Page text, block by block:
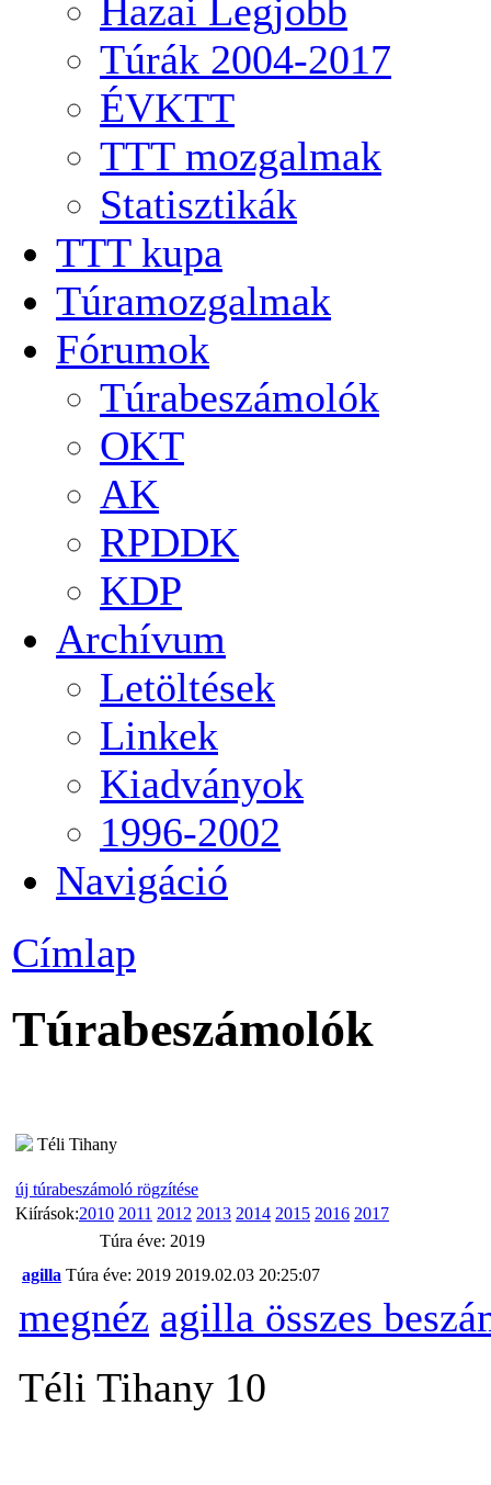
Hazai Legjobb
Túrák 2004-2017
ÉVKTT
TTT mozgalmak
Statisztikák
TTT kupa
Túramozgalmak
Fórumok
Túrabeszámolók
OKT
AK
RPDDK
KDP
Archívum
Letöltések
Linkek
Kiadványok
1996-2002
Navigáció
Címlap
Túrabeszámolók
Téli Tihany
új túrabeszámoló rögzítése
Kiírások:2010 2011 2012 2013 2014 2015 2016 2017
Túra éve: 2019
agilla Túra éve: 2019 2019.02.03 20:25:07
megnéz agilla összes
Téli Tihany 10